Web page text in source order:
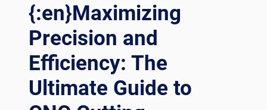
{:en}Maximizing
Precision and
Efficiency: The
Ultimate Guide to